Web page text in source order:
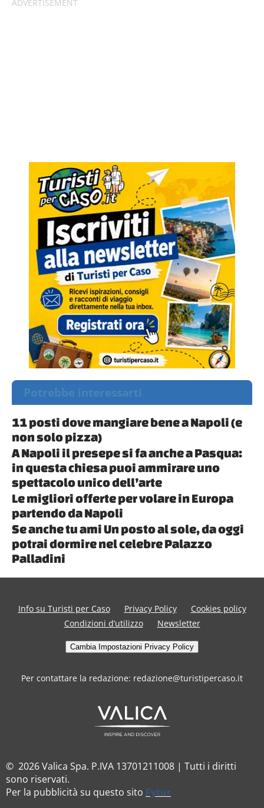
Potrebbe interessarti
11 posti dove mangiare bene a Napoli (e
non solo pizza)
A Napoli il presepe si fa anche a Pasqua:
in questa chiesa puoi ammirare uno
spettacolo unico dell’arte
Le migliori offerte per volare in Europa
partendo da Napoli
Se anche tu ami Un posto al sole, da oggi
potrai dormire nel celebre Palazzo
Palladini
Info su Turisti per Caso Privacy Policy
Cookies policy
Condizioni d’utilizzo
Newsletter
Cambia Impostazioni Privacy Policy
Per contattare la redazione: redazione@turistipercaso.it
© 2026 Valica Spa. P.IVA 13701211008 | Tutti i diritti
sono riservati.
Per la pubblicità su questo sito Fytur